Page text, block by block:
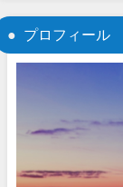
プロフィール